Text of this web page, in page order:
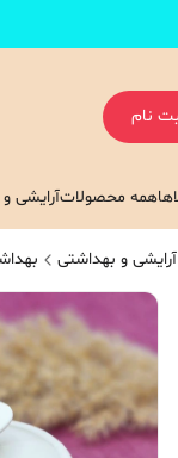
نام
همه محصولاتآرایشی
آرایشی و بهداشتی